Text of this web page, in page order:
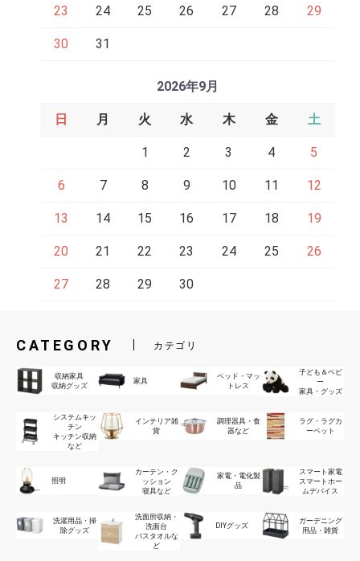
23 24 25 26 27 28 29
30 31
2026年9月
日 月 火 水 木 金 土
1 2 3 4 5
6 7 8 9 10 11 12
13 14 15 16 17 18 19
20 21 22 23 24 25 26
27 28 29 30
CATEGORY カテゴリ
収納家具
収納グッズ
家具
ベッド・マッ
トレス
子ども＆ベビ
ー
家具・グッズ
システムキッ
チン
キッチン収納
など
インテリア雑
貨
調理器具・食
器など
ラグ・ラグカ
ーペット
照明
カーテン・ク
ッション
寝具など
家電・電化製
品
スマート家電
スマートホー
ムデバイス
洗濯用品・掃
除グッズ
洗面所収納・
洗面台
バスタオルな
ど
DIYグッズ
ガーデニング
用品・雑貨